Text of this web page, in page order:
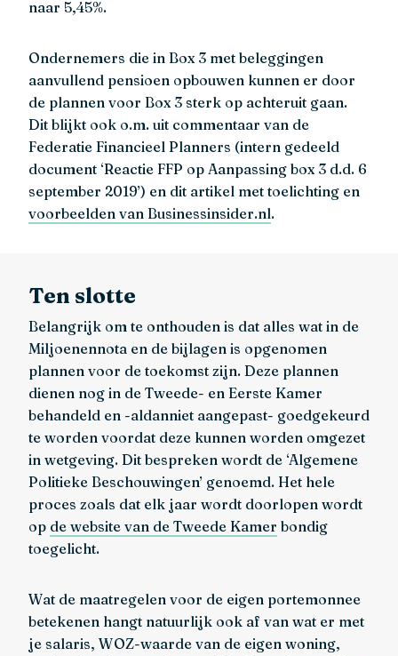
naar 5,45%.
Ondernemers die in Box 3 met beleggingen
aanvullend pensioen opbouwen kunnen er door
de plannen voor Box 3 sterk op achteruit gaan.
Dit blijkt ook o.m. uit commentaar van de
Federatie Financieel Planners (intern gedeeld
document ‘Reactie FFP op Aanpassing box 3 d.d. 6
september 2019’) en dit artikel met toelichting en
voorbeelden van Businessinsider.nl.
Ten slotte
Belangrijk om te onthouden is dat alles wat in de
Miljoenennota en de bijlagen is opgenomen
plannen voor de toekomst zijn. Deze plannen
dienen nog in de Tweede- en Eerste Kamer
behandeld en -aldanniet aangepast- goedgekeurd
te worden voordat deze kunnen worden omgezet
in wetgeving. Dit bespreken wordt de ‘Algemene
Politieke Beschouwingen’ genoemd. Het hele
proces zoals dat elk jaar wordt doorlopen wordt
op de website van de Tweede Kamer bondig
toegelicht.
Wat de maatregelen voor de eigen portemonnee
betekenen hangt natuurlijk ook af van wat er met
je salaris, WOZ-waarde van de eigen woning,